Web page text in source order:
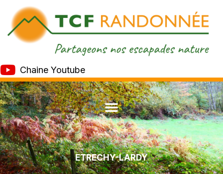
Chaine Youtube
ETRECHY-LARDY